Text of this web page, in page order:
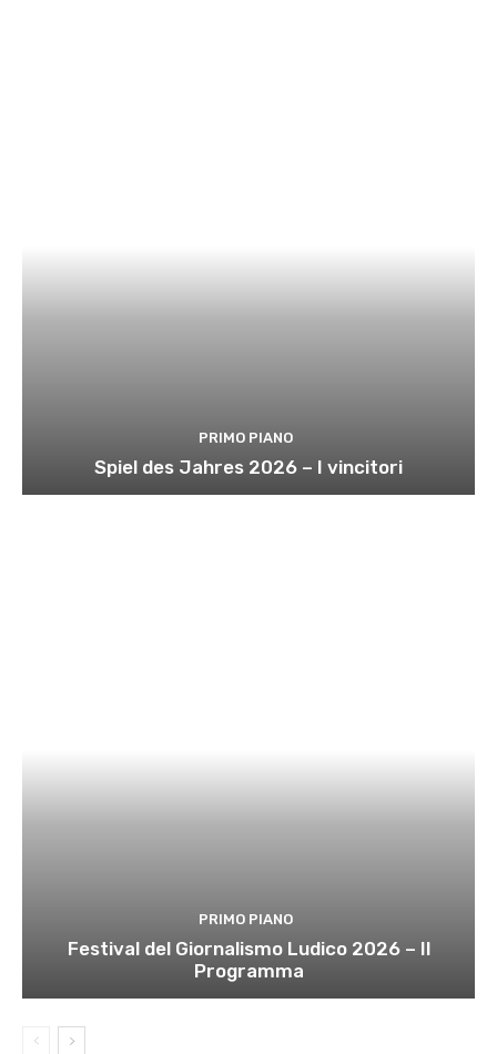
PRIMO PIANO
Spiel des Jahres 2026 – I vincitori
PRIMO PIANO
Festival del Giornalismo Ludico 2026 – Il
Programma